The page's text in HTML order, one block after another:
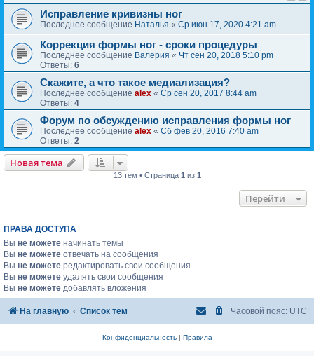
Исправление кривизны ног
Последнее сообщение Наталья « Ср июн 17, 2020 4:21 am
Коррекция формы ног - сроки процедуры
Последнее сообщение Валерия « Чт сен 20, 2018 5:10 pm
Ответы: 6
Скажите, а что такое медиализация?
Последнее сообщение alex « Ср сен 20, 2017 8:44 am
Ответы: 4
Форум по обсуждению исправления формы ног
Последнее сообщение alex « Сб фев 20, 2016 7:40 am
Ответы: 2
Новая тема
13 тем • Страница 1 из 1
Перейти
ПРАВА ДОСТУПА
Вы не можете начинать темы
Вы не можете отвечать на сообщения
Вы не можете редактировать свои сообщения
Вы не можете удалять свои сообщения
Вы не можете добавлять вложения
На главную Список тем Часовой пояс: UTC
Конфиденциальность| Правила